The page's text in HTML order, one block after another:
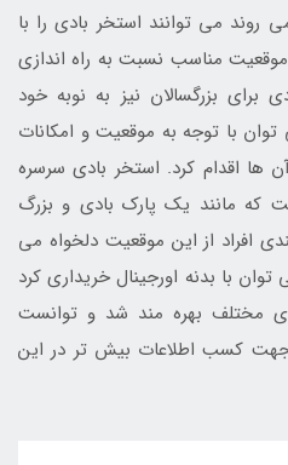
می توانند استخر بادی را با
مناسب نسبت به راه اندازی
برای بزرگسالان نیز به نوبه خود
با توجه به موقعیت و امکانات
اقدام کرد. استخر بادی سرسره
که مانند یک پارک بادی و بزرگ
افراد از این موقعیت دلخواه می
با بدنه اورجینال خریداری کرد
مختلف بهره مند شد و توانست
کسب اطلاعات بیش تر در این